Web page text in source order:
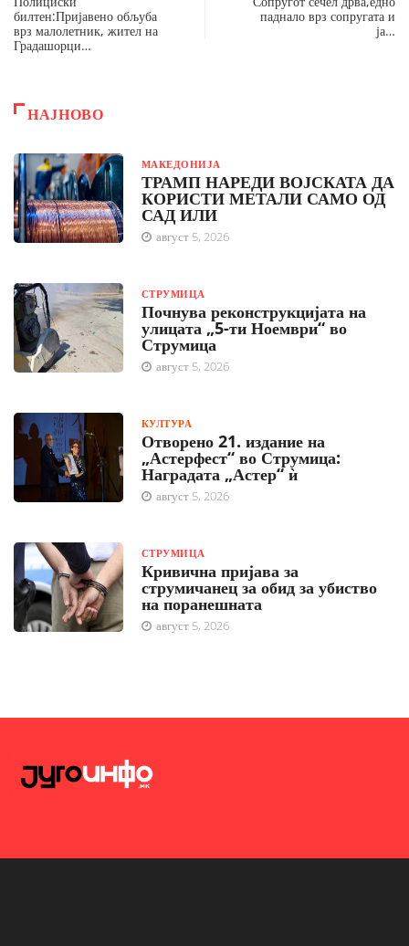
билтен:Пријавено обљуба
врз малолетник, жител на
Градашорци…
паднало врз сопругата и
ја…
НАЈНОВО
МАКЕДОНИЈА
ТРАМП НАРЕДИ ВОЈСКАТА ДА
КОРИСТИ МЕТАЛИ САМО ОД
САД ИЛИ
август 5, 2026
СТРУМИЦА
Почнува реконструкцијата на
улицата „5-ти Ноември“ во
Струмица
август 5, 2026
КУЛТУРА
Отворено 21. издание на
„Астерфест“ во Струмица:
Наградата „Астер“ ѝ
август 5, 2026
СТРУМИЦА
Кривична пријава за
струмичанец за обид за убиство
на поранешната
август 5, 2026